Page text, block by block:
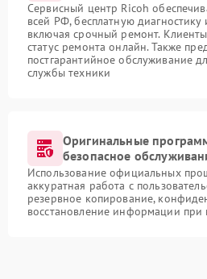
Сервисный центр Ricoh
всей РФ, бесплатную
включая срочный ремонт.
статус ремонта онлайн. Также
постгарантийное обслуживание
службы техники
Оригинальные
безопасное
Использование официальных
аккуратная работа с
резервное копирование,
восстановление информации при